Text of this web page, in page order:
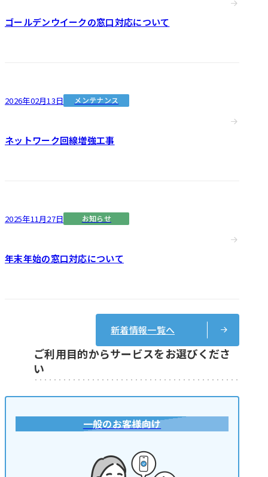
ゴールデンウイークの窓口対応について
2026年02月13日 メンテナンス
ネットワーク回線増強工事
2025年11月27日 お知らせ
年末年始の窓口対応について
新着情報一覧へ
ご利用目的からサービスをお選びくださ
い
一般のお客様向け